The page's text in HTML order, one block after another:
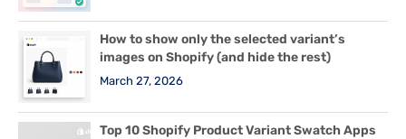
How to show only the selected variant’s
images on Shopify (and hide the rest)
March 27, 2026
Top 10 Shopify Product Variant Swatch Apps